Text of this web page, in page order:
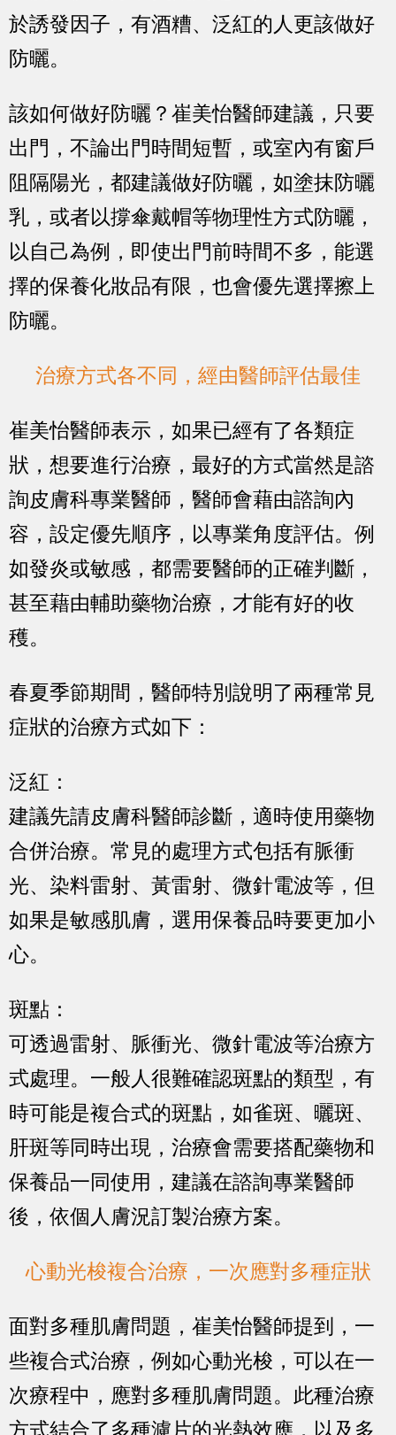
於誘發因子，有酒糟、泛紅的人更該做好
防曬。
該如何做好防曬？崔美怡醫師建議，只要
出門，不論出門時間短暫，或室內有窗戶
阻隔陽光，都建議做好防曬，如塗抹防曬
乳，或者以撐傘戴帽等物理性方式防曬，
以自己為例，即使出門前時間不多，能選
擇的保養化妝品有限，也會優先選擇擦上
防曬。
治療方式各不同，經由醫師評估最佳
崔美怡醫師表示，如果已經有了各類症
狀，想要進行治療，最好的方式當然是諮
詢皮膚科專業醫師，醫師會藉由諮詢內
容，設定優先順序，以專業角度評估。例
如發炎或敏感，都需要醫師的正確判斷，
甚至藉由輔助藥物治療，才能有好的收
穫。
春夏季節期間，醫師特別說明了兩種常見
症狀的治療方式如下：
泛紅：
建議先請皮膚科醫師診斷，適時使用藥物
合併治療。常見的處理方式包括有脈衝
光、染料雷射、黃雷射、微針電波等，但
如果是敏感肌膚，選用保養品時要更加小
心。
斑點：
可透過雷射、脈衝光、微針電波等治療方
式處理。一般人很難確認斑點的類型，有
時可能是複合式的斑點，如雀斑、曬斑、
肝斑等同時出現，治療會需要搭配藥物和
保養品一同使用，建議在諮詢專業醫師
後，依個人膚況訂製治療方案。
心動光梭複合治療，一次應對多種症狀
面對多種肌膚問題，崔美怡醫師提到，一
些複合式治療，例如心動光梭，可以在一
次療程中，應對多種肌膚問題。此種治療
方式結合了多種濾片的光熱效應，以及多